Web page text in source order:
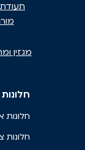
תעודת
מגזין
חלונות
חלונות
חלונות ציר